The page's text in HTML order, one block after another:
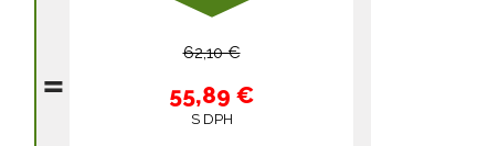
62,10 €
55,89 €
S DPH